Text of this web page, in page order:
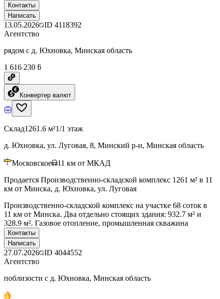
Контакты
Написать
13.05.2026 ID 4118392
Агентство
рядом с д. Юхновка, Минская область
1 616 230 ƃ
Конвертер валют
Склад1261.6 м²1/1 этаж
д. Юхновка, ул. Луговая, 8, Минский р-н, Минская область
Московское 11 км от МКАД
Продается Производственно-складской комплекс 1261 м² в 11
км от Минска, д. Юхновка, ул. Луговая
Производственно-складской комплекс на участке 68 соток в
11 км от Минска. Два отдельно стоящих здания: 932.7 м² и
328.9 м². Газовое отопление, промышленная скважина
Контакты
Написать
27.07.2026 ID 4044552
Агентство
поблизости с д. Юхновка, Минская область